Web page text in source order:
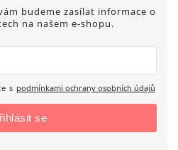
budeme zasílat informace o
na našem e-shopu.
s podmínkami ochrany osobních údajů
se